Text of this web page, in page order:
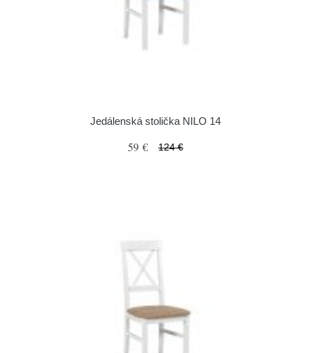
Jedálenská stolička NILO 14
59 € 124 €